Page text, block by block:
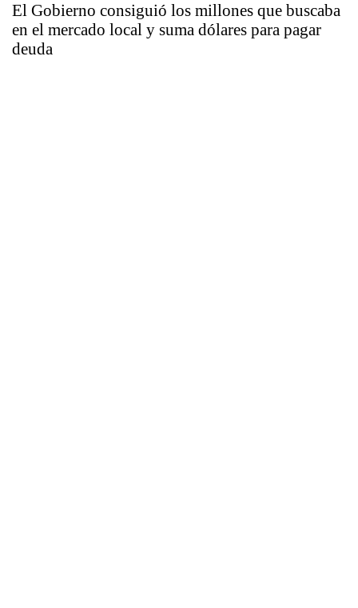
El Gobierno consiguió los millones que buscaba
en el mercado local y suma dólares para pagar
deuda